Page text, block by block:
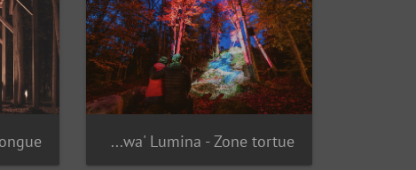
Onhwa' Lumina - Zone tortue